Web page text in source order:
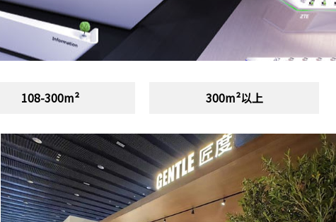
108-300m² 300m²以上